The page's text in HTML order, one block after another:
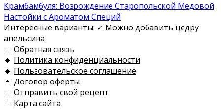
Крамбамбуля: Возрождение Старопольской Медовой
Настойки с Ароматом Специй
Интересные варианты: ✓ Можно добавить цедру
апельсина
🔸 Обратная связь
🔸 Политика конфиденциальности
🔸 Пользовательское соглашение
🔸 Договор оферты
🔸 Отправить свой рецепт
🔸 Карта сайта